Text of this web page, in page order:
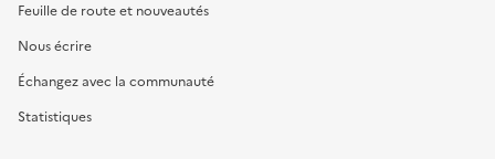
Feuille de route et nouveautés
Nous écrire
Échangez avec la communauté
Statistiques